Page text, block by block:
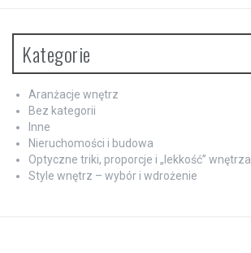
Kategorie
Aranżacje wnętrz
Bez kategorii
Inne
Nieruchomości i budowa
Optyczne triki, proporcje i „lekkość” wnętrza
Style wnętrz – wybór i wdrożenie